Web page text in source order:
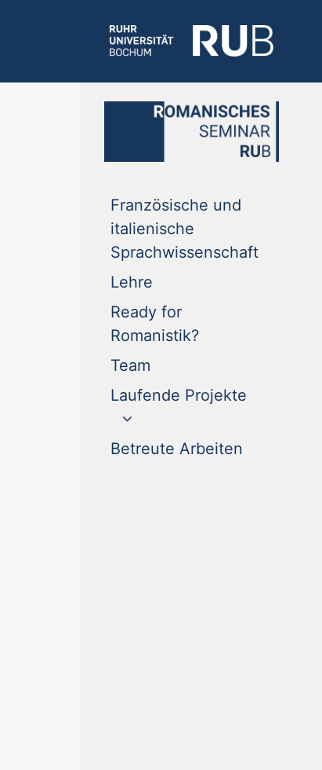
Französische und
italienische
Sprachwissenschaft(current)
Lehre
Ready for
Romanistik?
Team
Laufende Projekte
Betreute Arbeiten